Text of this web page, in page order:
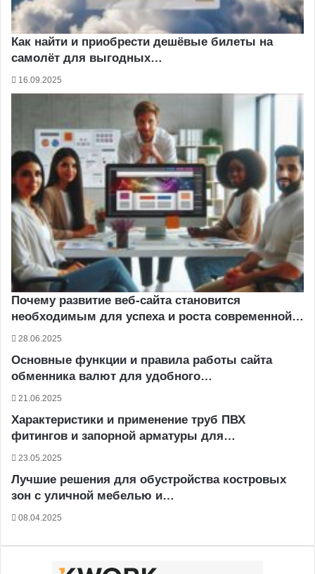
Как найти и приобрести дешёвые билеты на
самолёт для выгодных…
16.09.2025
Почему развитие веб-сайта становится
необходимым для успеха и роста современной…
28.06.2025
Основные функции и правила работы сайта
обменника валют для удобного…
21.06.2025
Характеристики и применение труб ПВХ
фитингов и запорной арматуры для…
23.05.2025
Лучшие решения для обустройства костровых
зон с уличной мебелью и…
08.04.2025